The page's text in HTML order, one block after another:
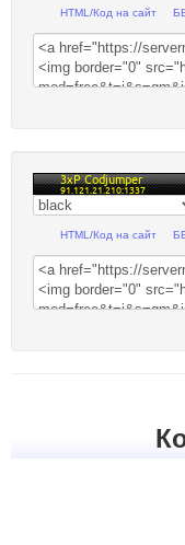
HTML/Код на сайт
HTML/Код на сайт